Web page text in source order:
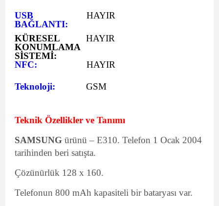
USB
BAĞLANTI:
HAYIR
KÜRESEL
KONUMLAMA
SİSTEMİ:
HAYIR
NFC: HAYIR
Teknoloji: GSM
Teknik Özellikler ve Tanımı
SAMSUNG ürünü – E310. Telefon 1 Ocak 2004
tarihinden beri satışta.
Çözünürlük 128 x 160.
Telefonun 800 mAh kapasiteli bir bataryası var.